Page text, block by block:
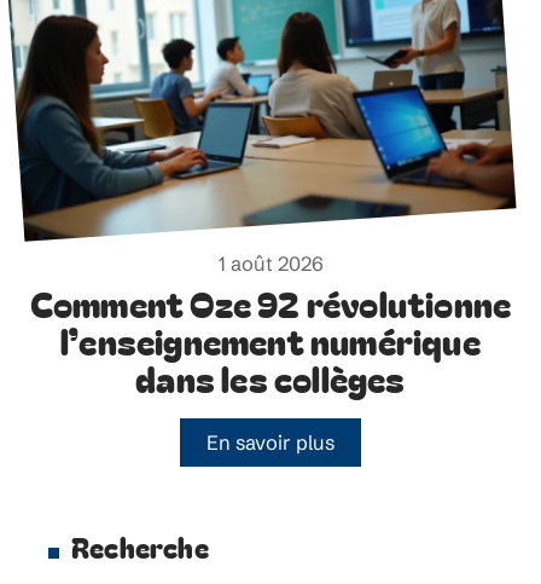
1 août 2026
Comment Oze 92 révolutionne
l’enseignement numérique
dans les collèges
En savoir plus
Recherche